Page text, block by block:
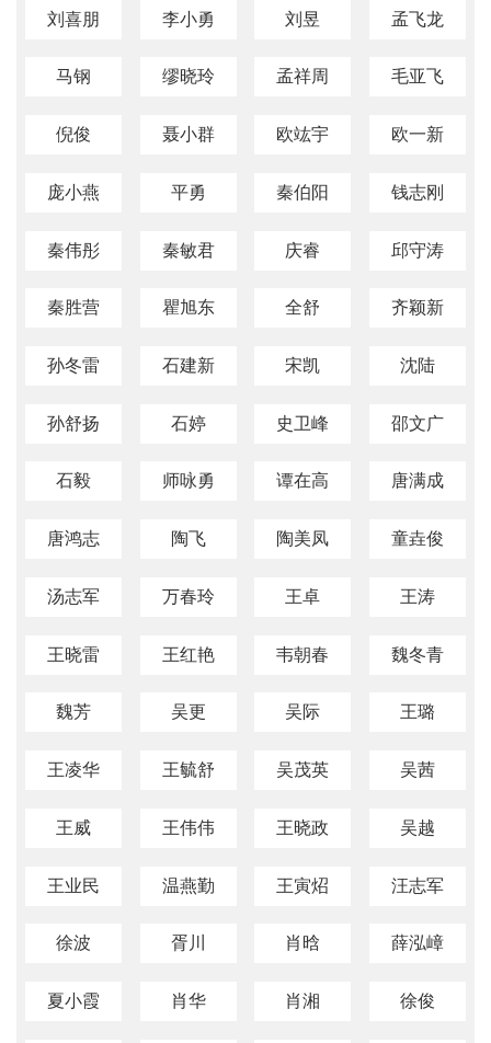
刘喜朋 李小勇 刘昱 孟飞龙
马钢 缪晓玲 孟祥周 毛亚飞
倪俊 聂小群 欧竑宇 欧一新
庞小燕 平勇 秦伯阳 钱志刚
秦伟彤 秦敏君 庆睿 邱守涛
秦胜营 瞿旭东 全舒 齐颖新
孙冬雷 石建新 宋凯 沈陆
孙舒扬 石婷 史卫峰 邵文广
石毅 师咏勇 谭在高 唐满成
唐鸿志 陶飞 陶美凤 童垚俊
汤志军 万春玲 王卓 王涛
王晓雷 王红艳 韦朝春 魏冬青
魏芳 吴更 吴际 王璐
王凌华 王毓舒 吴茂英 吴茜
王威 王伟伟 王晓政 吴越
王业民 温燕勤 王寅炤 汪志军
徐波 胥川 肖晗 薛泓嶂
夏小霞 肖华 肖湘 徐俊